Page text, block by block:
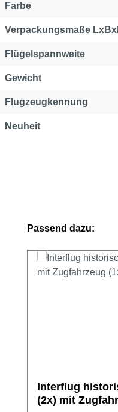
Farbe
Verpackungsmaße
Flügelspannweite
Gewicht
Flugzeugkennung
Neuheit
Produktgalerie
Passend dazu:
Interflug
(2x) mit